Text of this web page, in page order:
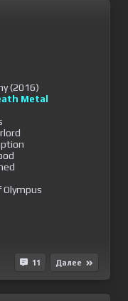
Metal
Olympus
11 Далее